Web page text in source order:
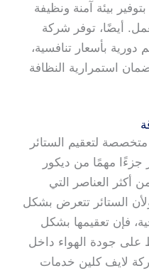
بيئة آمنة ونظيفة
أيضًا، توفر شركة
بأسعار تنافسية،
استمرارية النظافة
لتعقيم الستائر
جزءًا مهمًا من ديكور
أكثر العناصر التي
ولأن الستائر تتعرض بشكل
فإن تعقيمها بشكل
على جودة الهواء داخل
لايف كلين خدمات